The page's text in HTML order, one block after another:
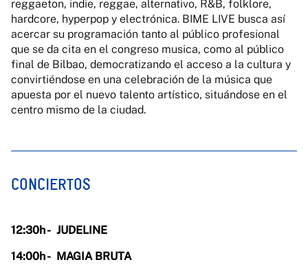
reggaeton, indie, reggae, alternativo, R&B, folklore,
hardcore, hyperpop y electrónica. BIME LIVE busca así
acercar su programación tanto al público profesional
que se da cita en el congreso musica, como al público
final de Bilbao, democratizando el acceso a la cultura y
convirtiéndose en una celebración de la música que
apuesta por el nuevo talento artístico, situándose en el
centro mismo de la ciudad.
CONCIERTOS
12:30h - JUDELINE
14:00h - MAGIA BRUTA